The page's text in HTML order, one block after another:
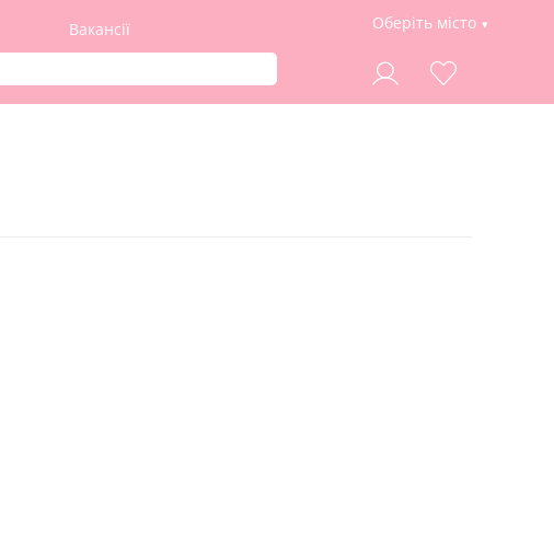
Вакансії Оберіть місто